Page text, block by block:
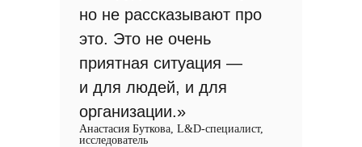
но не рассказывают про
это. Это не очень
приятная ситуация —
и для людей, и для
организации.»
Анастасия Буткова, L&D-специалист,
исследователь